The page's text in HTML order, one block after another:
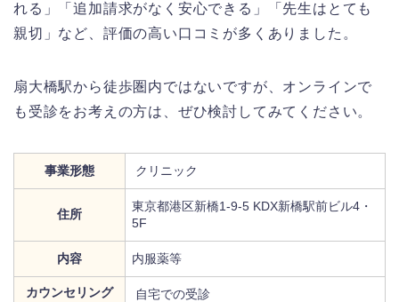
れる」「追加請求がなく安心できる」「先生はとても
親切」など、評価の高い口コミが多くありました。
扇大橋駅から徒歩圏内ではないですが、オンラインで
も受診をお考えの方は、ぜひ検討してみてください。
事業形態 クリニック
住所
東京都港区新橋1-9-5 KDX新橋駅前ビル4・
5F
内容 内服薬等
カウンセリング
自宅での受診